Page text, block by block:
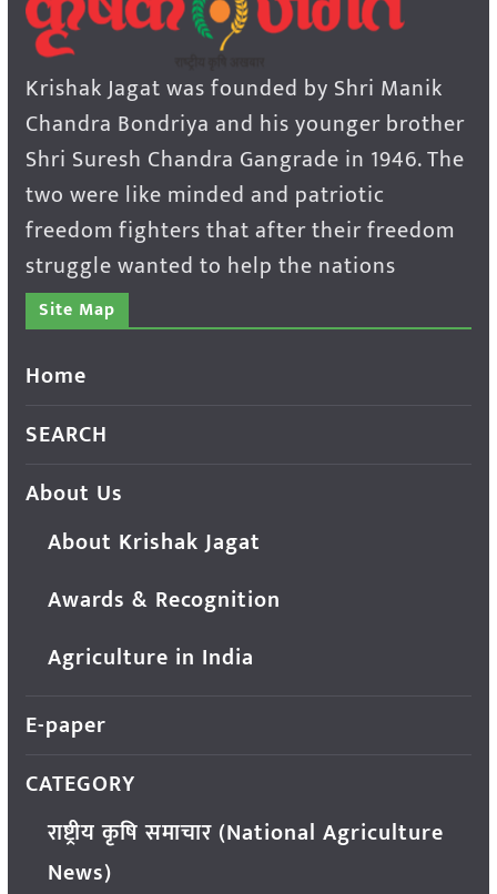
Krishak Jagat was founded by Shri Manik
Chandra Bondriya and his younger brother
Shri Suresh Chandra Gangrade in 1946. The
two were like minded and patriotic
freedom fighters that after their freedom
struggle wanted to help the nations
Site Map
Home
SEARCH
About Us
About Krishak Jagat
Awards & Recognition
Agriculture in India
E-paper
CATEGORY
राष्ट्रीय कृषि समाचार (National Agriculture
News)